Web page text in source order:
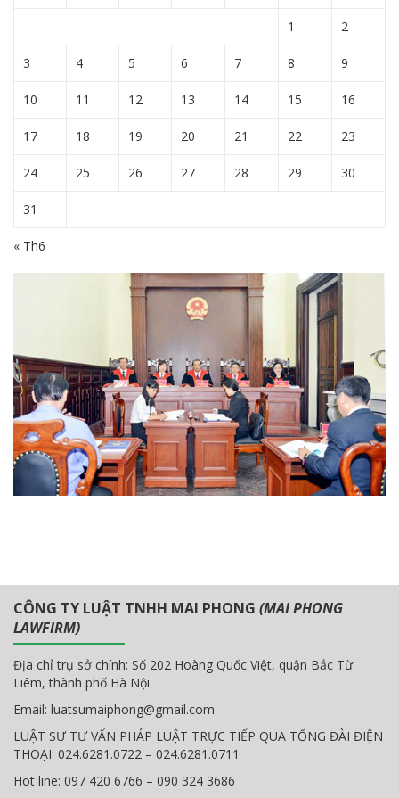
1 2
3 4 5 6 7 8 9
10 11 12 13 14 15 16
17 18 19 20 21 22 23
24 25 26 27 28 29 30
31
« Th6
CÔNG TY LUẬT TNHH MAI PHONG (MAI PHONG
LAWFIRM)
Địa chỉ trụ sở chính: Số 202 Hoàng Quốc Việt, quận Bắc Từ
Liêm, thành phố Hà Nội
Email: luatsumaiphong@gmail.com
LUẬT SƯ TƯ VẤN PHÁP LUẬT TRỰC TIẾP QUA TỔNG ĐÀI ĐIỆN
THOẠI: 024.6281.0722 – 024.6281.0711
Hot line: 097 420 6766 – 090 324 3686